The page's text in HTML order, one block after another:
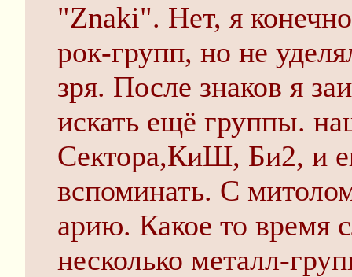
"Znaki". Нет, я
рок-групп, но не
зря. После знаков я
искать ещё группы.
Сектора,КиШ, Би2, и
вспоминать. С
арию. Какое то время
несколько металл-